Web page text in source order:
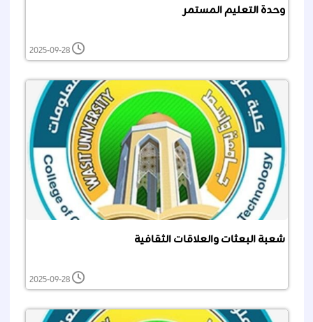
وحدة التعليم المستمر
2025-09-28
شعبة البعثات والعلاقات الثقافية
2025-09-28